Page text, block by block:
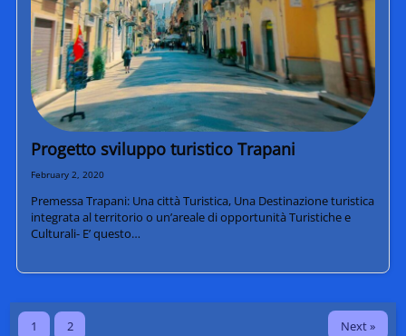
Progetto sviluppo turistico Trapani
February 2, 2020
Premessa Trapani: Una città Turistica, Una Destinazione turistica
integrata al territorio o un’areale di opportunità Turistiche e
Culturali- E’ questo…
1 2 Next »